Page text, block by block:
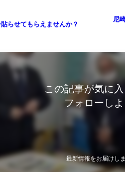
貼らせてもらえませんか？
尼
この記事が気に
フォローしよ
最新情報をお届けし